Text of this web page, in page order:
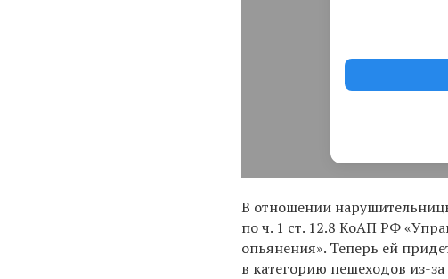
В отношении
по ч. 1 ст. 12.8 КоАП РФ
опьянения». Теперь ей
в категорию пешеходов из-